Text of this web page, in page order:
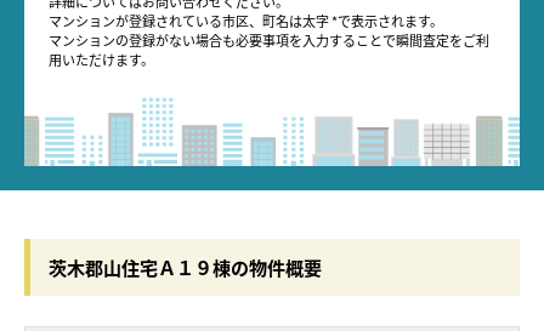
マンションが登録されている市区、町名は太字 *で表示されます。
マンションの登録がない場合も必要事項を入力することで瞬間査定をご利
用いただけます。
茨木郡山住宅Ａ１９棟の物件概要